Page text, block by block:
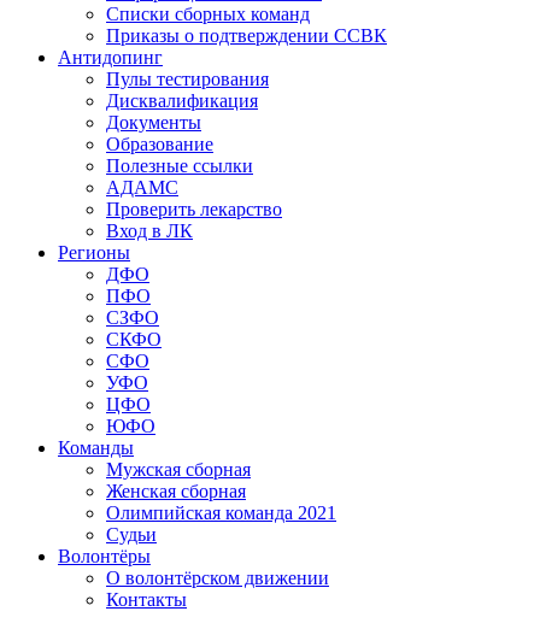
Списки сборных команд
Приказы о подтверждении ССВК
Антидопинг
Пулы тестирования
Дисквалификация
Документы
Образование
Полезные ссылки
АДАМС
Проверить лекарство
Вход в ЛК
Регионы
ДФО
ПФО
СЗФО
СКФО
СФО
УФО
ЦФО
ЮФО
Команды
Мужская сборная
Женская сборная
Олимпийская команда 2021
Судьи
Волонтёры
О волонтёрском движении
Контакты